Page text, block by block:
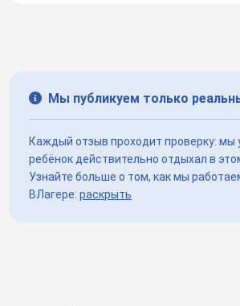
Мы публикуем только
Каждый отзыв проходит проверку: мы
ребёнок действительно отдыхал в
Узнайте больше о том, как мы
ВЛагере: раскрыть